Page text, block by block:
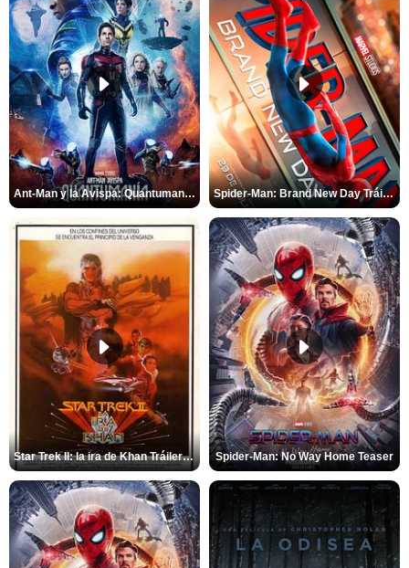
Ant-Man y la Avispa: Quantumanía Tráiler (2) Spider-Man: Brand New Day Tráiler (3)
Star Trek II: la ira de Khan Tráiler VO Spider-Man: No Way Home Teaser